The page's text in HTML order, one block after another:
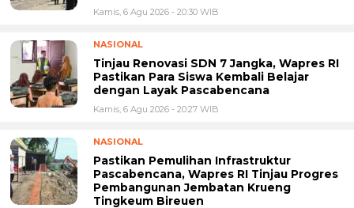
Kamis, 6 Agu 2026 - 20:30 WIB
NASIONAL
Tinjau Renovasi SDN 7 Jangka, Wapres RI
Pastikan Para Siswa Kembali Belajar
dengan Layak Pascabencana
Kamis, 6 Agu 2026 - 20:27 WIB
NASIONAL
Pastikan Pemulihan Infrastruktur
Pascabencana, Wapres RI Tinjau Progres
Pembangunan Jembatan Krueng
Tingkeum Bireuen